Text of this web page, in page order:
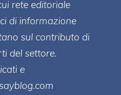
rete editoriale
di informazione
sul contributo di
del settore.
e